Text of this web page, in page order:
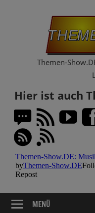
Themen-
Hier ist auch
MENÜ